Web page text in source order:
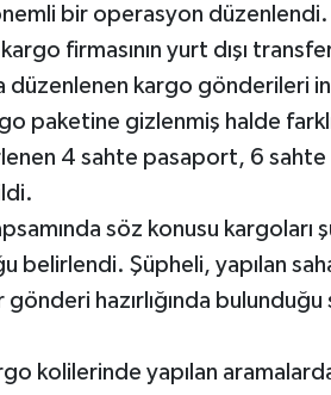
bir operasyon düzenlendi.
firmasının yurt dışı
düzenlenen kargo gönderileri
paketine gizlenmiş halde
4 sahte pasaport, 6 sahte
söz konusu kargoları
belirlendi. Şüpheli, yapılan saha
hazırlığında bulunduğu
kolilerinde yapılan